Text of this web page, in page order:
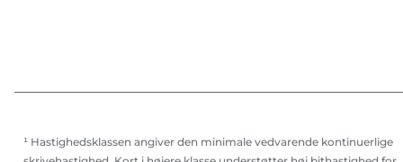
¹ Hastighedsklassen angiver den minimale vedvarende kontinuerlige